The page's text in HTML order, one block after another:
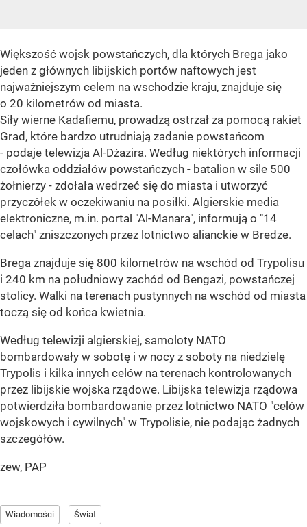
Większość wojsk powstańczych, dla których Brega jako
jeden z głównych libijskich portów naftowych jest
najważniejszym celem na wschodzie kraju, znajduje się
o 20 kilometrów od miasta.
Siły wierne Kadafiemu, prowadzą ostrzał za pomocą rakiet
Grad, które bardzo utrudniają zadanie powstańcom
- podaje telewizja Al-Dżazira. Według niektórych informacji
czołówka oddziałów powstańczych - batalion w sile 500
żołnierzy - zdołała wedrzeć się do miasta i utworzyć
przyczółek w oczekiwaniu na posiłki. Algierskie media
elektroniczne, m.in. portal "Al-Manara", informują o "14
celach" zniszczonych przez lotnictwo alianckie w Bredze.
Brega znajduje się 800 kilometrów na wschód od Trypolisu
i 240 km na południowy zachód od Bengazi, powstańczej
stolicy. Walki na terenach pustynnych na wschód od miasta
toczą się od końca kwietnia.
Według telewizji algierskiej, samoloty NATO
bombardowały w sobotę i w nocy z soboty na niedzielę
Trypolis i kilka innych celów na terenach kontrolowanych
przez libijskie wojska rządowe. Libijska telewizja rządowa
potwierdziła bombardowanie przez lotnictwo NATO "celów
wojskowych i cywilnych" w Trypolisie, nie podając żadnych
szczegółów.
zew, PAP
Wiadomości Świat